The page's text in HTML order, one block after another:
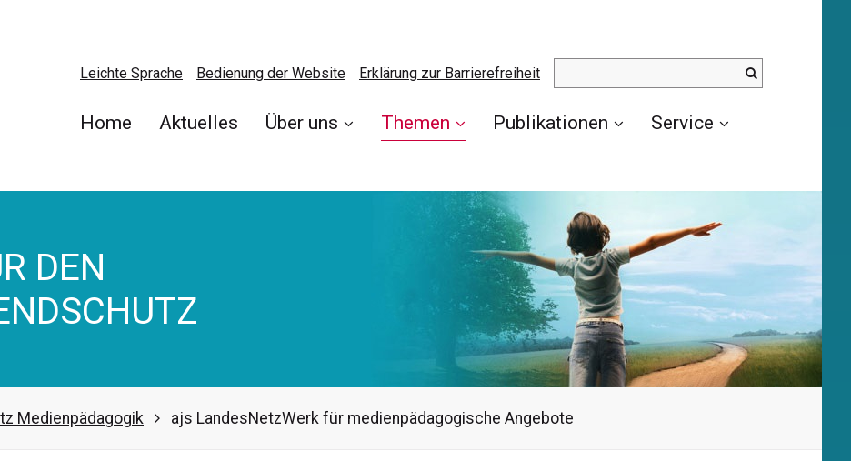
Leichte Sprache Bedienung der Website Erklärung zur Barrierefreiheit
Home Aktuelles Über uns Themen Publikationen Service
DEN
Medienpädagogik ajs LandesNetzWerk für medienpädagogische Angebote